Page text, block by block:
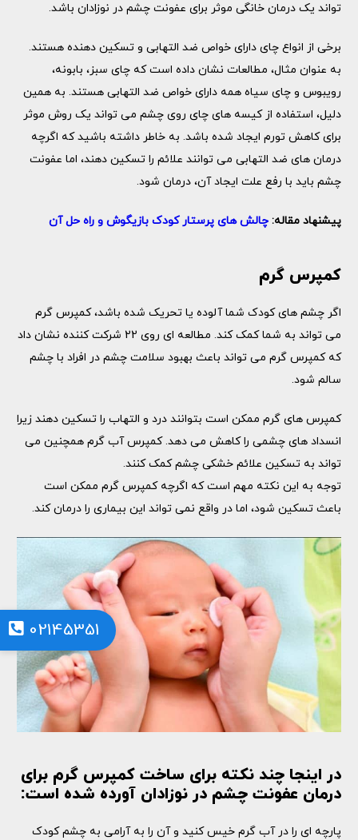
02145351
تواند یک درمان خانگی موثر برای عفونت چشم در نوزادان باشد.
برخی از انواع چای دارای خواص ضد التهابی و تسکین دهنده هستند.
به عنوان مثال، مطالعات نشان داده است که چای سبز، بابونه،
رویبوس و چای سیاه همه دارای خواص ضد التهابی هستند. به همین
دلیل، استفاده از کیسه های چای روی چشم می تواند یک روش موثر
برای کاهش تورم ایجاد شده باشد. به خاطر داشته باشید که اگرچه
درمان های ضد التهابی می توانند علائم را تسکین دهند، اما عفونت
چشم باید با رفع علت ایجاد آن، درمان شود.
پیشنهاد مقاله: چالش های پرستار کودک بازیگوش و راه حل آن
کمپرس گرم
اگر چشم های کودک شما آلوده یا تحریک شده باشد، کمپرس گرم
می تواند به شما کمک کند. مطالعه ای روی 22 شرکت کننده نشان داد
که کمپرس گرم می تواند باعث بهبود سلامت چشم در افراد با چشم
سالم شود.
کمپرس های گرم ممکن است بتوانند درد و التهاب را تسکین دهند زیرا
انسداد های چشمی را کاهش می دهد. کمپرس آب گرم همچنین می
تواند به تسکین علائم خشکی چشم کمک کنند.
توجه به این نکته مهم است که اگرچه کمپرس گرم ممکن است
باعث تسکین شود، اما در واقع نمی تواند این بیماری را درمان کند.
در اینجا چند نکته برای ساخت کمپرس گرم برای
درمان عفونت چشم در نوزادان آورده شده است:
پارچه ای را در آب گرم خیس کنید و آن را به آرامی به چشم کودک